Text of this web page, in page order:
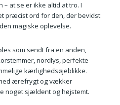
at se er ikke altid at tro. I
præcist ord for den, der bevidst
magiske oplevelse.
som sendt fra en anden,
nordlys, perfekte
kærlighedsøjeblikke.
ærefrygt og vækker
noget sjældent og højstemt.